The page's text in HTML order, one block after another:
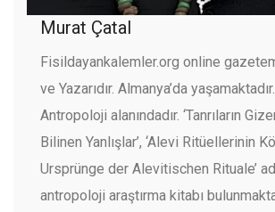
Murat Çatal
Fisildayankalemler.org online
ve Yazarıdır. Almanya’da
Antropoloji alanındadır. ‘Tanrıların
Bilinen Yanlışlar’, ‘Alevi Ritüellerinin
Ursprünge der Alevitischen Rituale’
antropoloji araştırma kitabı